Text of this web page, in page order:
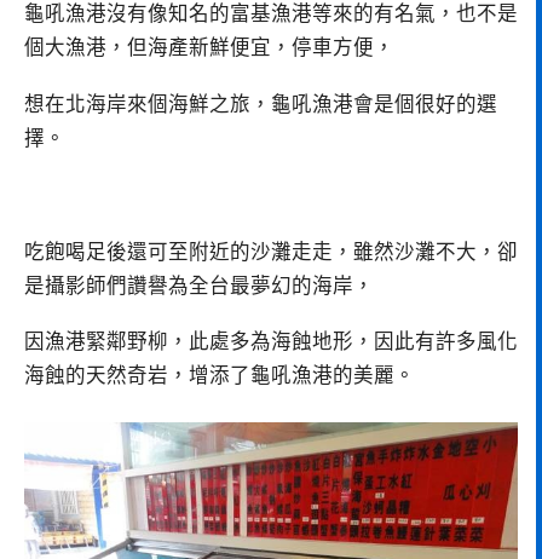
龜吼漁港沒有像知名的富基漁港等來的有名氣，也不是
個大漁港，但海產新鮮便宜，停車方便，
想在北海岸來個海鮮之旅，龜吼漁港會是個很好的選
擇。
吃飽喝足後還可至附近的沙灘走走，雖然沙灘不大，卻
是攝影師們讚譽為全台最夢幻的海岸，
因漁港緊鄰野柳，此處多為海蝕地形，因此有許多風化
海蝕的天然奇岩，增添了龜吼漁港的美麗。